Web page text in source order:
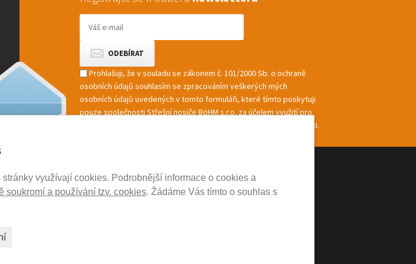
využívají cookies. Podrobnější informace o cookies a
soukromí a používání tzv. cookies. Žádáme Vás tímto o souhlas s
Prohlašuji, že v souladu se zákonem č. 101/2000 Sb. o ochraně
osobních údajů souhlasím se zpracováním veškerých mých
osobních údajů uvedených v tomto formuláři, které tímto poskytuji
pouze společnosti Střešní nosiče BöHM s.r.o. za účelem využití pro
marketingové zpracování a zasílání informací a nabídek společnosti.